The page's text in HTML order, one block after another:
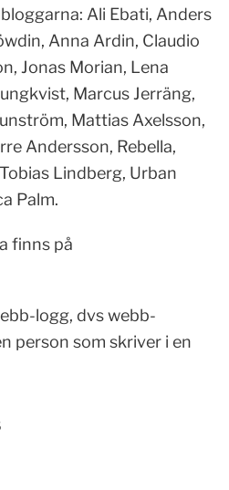
Ali Ebati, Anders
Anna Ardin, Claudio
Jonas Morian, Lena
Marcus Jerräng,
Mattias Axelsson,
Andersson, Rebella,
Lindberg, Urban
Palm.
finns på
logg, dvs webb-
person som skriver i en